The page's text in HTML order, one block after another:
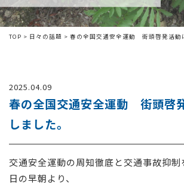
私たちについて
コンテンツ
お問い合わせ
TOP > 日々の話題 > 春の全国交通安全運動 街頭啓発活動
2025.04.09
春の全国交通安全運動 街頭啓
しました。
交通安全運動の周知徹底と交通事故抑
日の早朝より、